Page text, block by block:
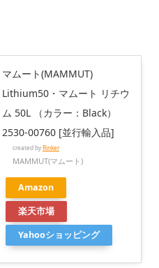
マムート(MAMMUT)
Lithium50・マムート リチウ
ム 50L （カラー：Black）
2530-00760 [並行輸入品]
created byRinker
MAMMUT(マムート)
Amazon
楽天市場
Yahooショッピング